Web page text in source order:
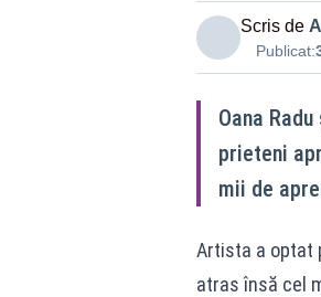
Scris de
Publicat:
Oana
prieteni
mii de
Artista a optat
atras însă cel